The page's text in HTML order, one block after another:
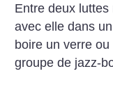
Entre deux
avec elle dans
boire un verre
groupe de jazz-